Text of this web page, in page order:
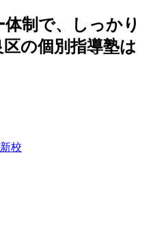
制で、しっかり
の個別指導塾は